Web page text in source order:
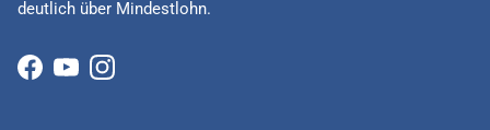
deutlich über Mindestlohn.
Facebook
YouTubeInstagram